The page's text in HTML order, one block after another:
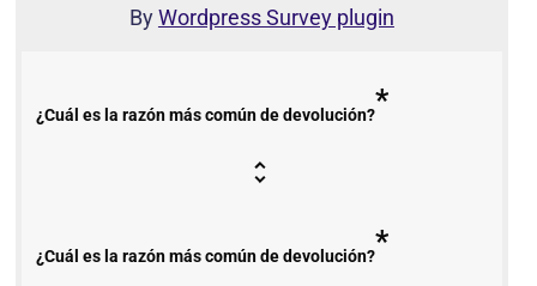
ByWordpress Survey plugin
¿Cuál es la razón más común de devolución?*
¿Cuál es la razón más común de devolución?*